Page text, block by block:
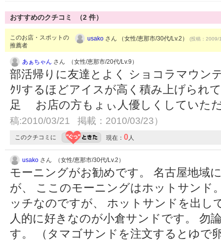
おすすめのクチコミ （2 件）
このお店・スポットの
推薦者
usako さん （女性/恵那市/30代/Lv.2） (投稿：
あぁちゃん さん （女性/恵那市/20代/Lv.9）
部活帰りに友達とよく ショコラマウ
ｸﾘするほどアイスが高く積み上げられ
足 お店の方もょぃ人優しくしてい
稿:2010/03/21 掲載：2010/03/23）
このクチコミに 現在： 0人
usako さん （女性/恵那市/30代/Lv.2）
モーニングがお勧めです。 名古屋地域
が、 ここのモーニングはホットサンド
ッチなのですが、 ホットサンドを出し
人的に好きなのが小倉サンドです。 勿
す。 （タマゴサンドを注文するとゆで